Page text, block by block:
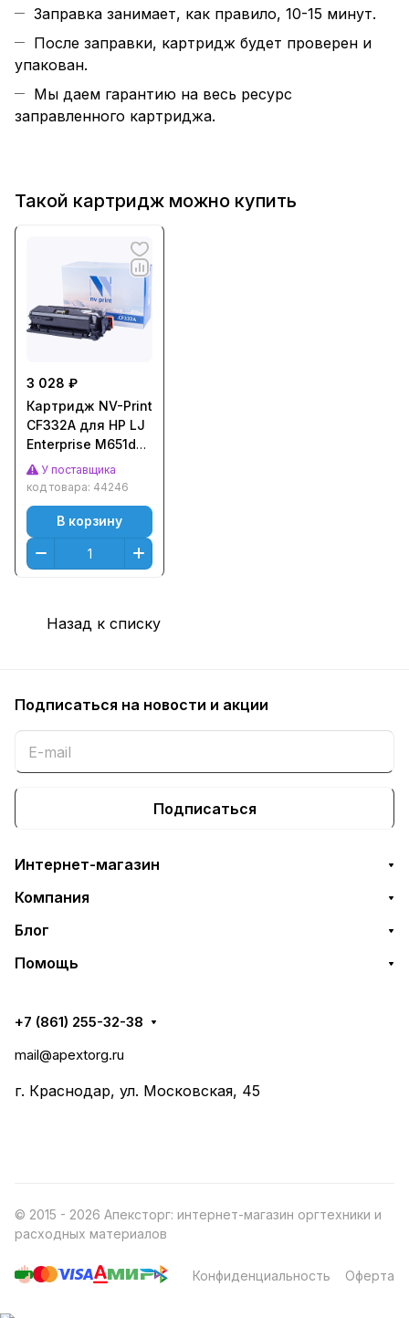
Заправка занимает, как правило, 10-15 минут.
После заправки, картридж будет проверен и
упакован.
Мы даем гарантию на весь ресурс
заправленного картриджа.
Такой картридж можно купить
3 028 ₽
Картридж NV-Print
CF332A для HP LJ
Enterprise M651dn/
M651n/ M651xh
(15000стр.)
У поставщика
код товара: 44246
В корзину
Назад к списку
Подписаться на новости и акции
Подписаться
Интернет-магазин
Компания
Блог
Помощь
+7 (861) 255-32-38
mail@apextorg.ru
г. Краснодар, ул. Московская, 45
© 2015 - 2026 Апексторг: интернет-магазин оргтехники и
расходных материалов
Конфиденциальность Оферта